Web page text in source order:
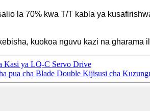
la 70% kwa T/T kabla ya
kuokoa nguvu kazi na
Kasi ya LQ-C Servo Drive
pua cha Blade Double Kijisusi cha